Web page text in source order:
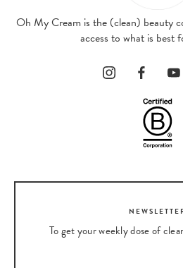
Oh My Cream is the (clean) beauty
access to what is best
To get your weekly dose of